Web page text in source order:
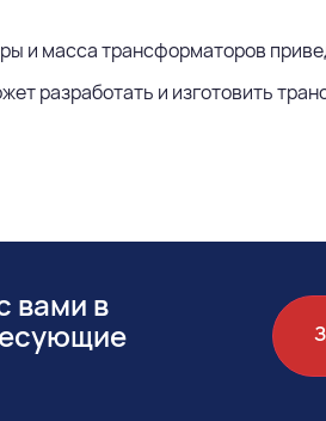
и масса трансформаторов
разработать и изготовить
вами в